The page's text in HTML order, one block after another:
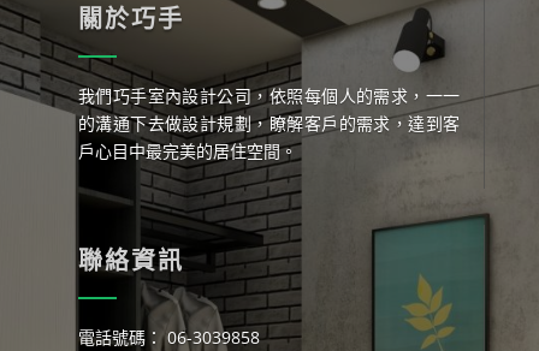
關於巧手
我們巧手室內設計公司，依照每個人的需求，一一
的溝通下去做設計規劃，瞭解客戶的需求，達到客
戶心目中最完美的居住空間。
聯絡資訊
電話號碼： 06-3039858